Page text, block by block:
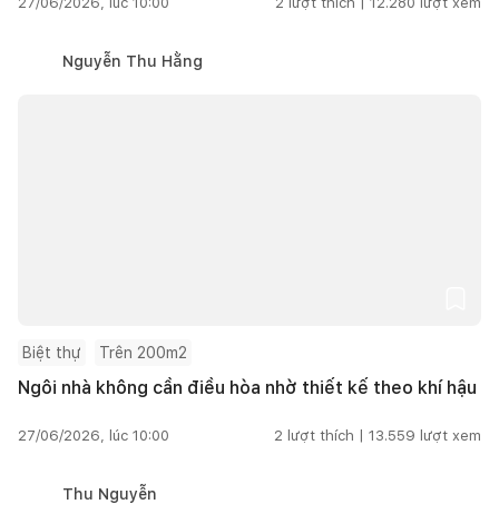
Nguyễn Thu Hằng
Biệt thự Trên 200m2
Ngôi nhà không cần điều hòa nhờ thiết kế theo khí hậu
27/06/2026, lúc 10:00 2 lượt thích | 13.559 lượt xem
Thu Nguyễn